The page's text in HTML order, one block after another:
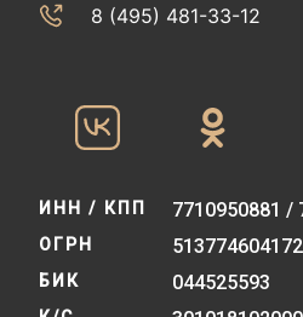
8 (495) 481-33-12‬‬
ИНН / КПП 7710950881 /
ОГРН
БИК 044525593